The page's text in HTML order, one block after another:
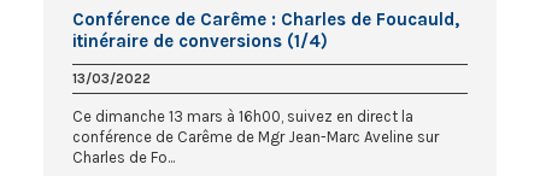
Conférence de Carême : Charles de Foucauld,
itinéraire de conversions (1/4)
13/03/2022
Ce dimanche 13 mars à 16h00, suivez en direct la
conférence de Carême de Mgr Jean-Marc Aveline sur
Charles de Fo...